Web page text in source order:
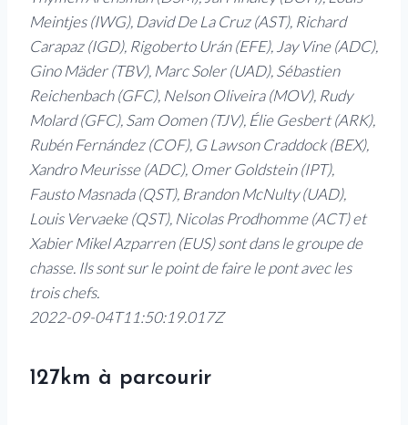
Meintjes (IWG), David De La Cruz (AST), Richard
Carapaz (IGD), Rigoberto Urán (EFE), Jay Vine (ADC),
Gino Mäder (TBV), Marc Soler (UAD), Sébastien
Reichenbach (GFC), Nelson Oliveira (MOV), Rudy
Molard (GFC), Sam Oomen (TJV), Élie Gesbert (ARK),
Rubén Fernández (COF), G Lawson Craddock (BEX),
Xandro Meurisse (ADC), Omer Goldstein (IPT),
Fausto Masnada (QST), Brandon McNulty (UAD),
Louis Vervaeke (QST), Nicolas Prodhomme (ACT) et
Xabier Mikel Azparren (EUS) sont dans le groupe de
chasse. Ils sont sur le point de faire le pont avec les
trois chefs.
2022-09-04T11:50:19.017Z
127km à parcourir